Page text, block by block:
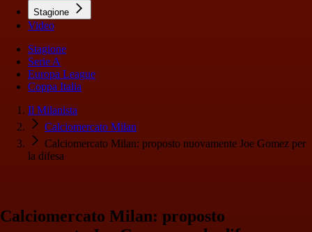
Stagione
Video
Stagione
Serie A
Europa League
Coppa Italia
Il Milanista
Calciomercato Milan
Calciomercato Milan: proposto nuovamente Joe Gomez per
la difesa
Calciomercato Milan: proposto